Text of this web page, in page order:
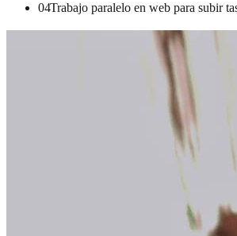
04Trabajo paralelo en web para subir